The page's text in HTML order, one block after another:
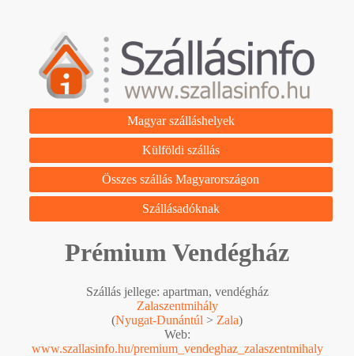
Magyar szálláshelyek
Külföldi szállás
Összes szállás Magyarországon
Szállásadóknak
Prémium Vendégház
Szállás jellege: apartman, vendégház
Zalaszentmihály
(Nyugat-Dunántúl > Zala)
Web:
www.szallasinfo.hu/premium_vendeghaz_zalaszentmihaly